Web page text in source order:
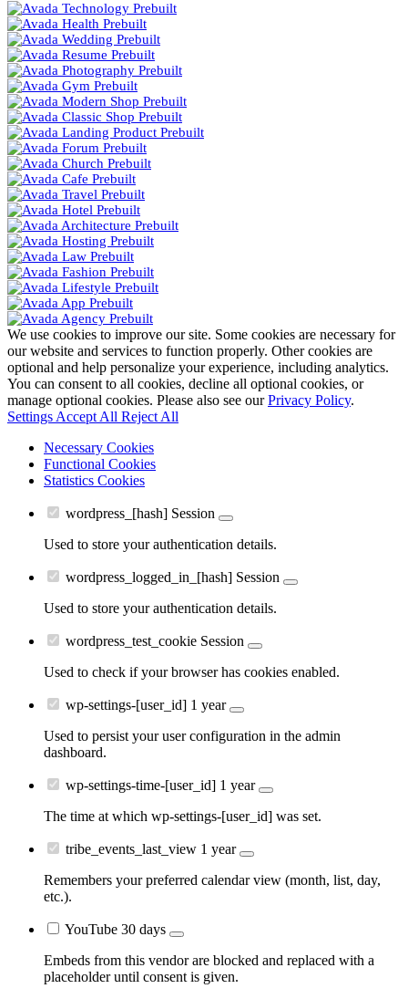
We use cookies to improve our site. Some cookies are necessary for
our website and services to function properly. Other cookies are
optional and help personalize your experience, including analytics.
You can consent to all cookies, decline all optional cookies, or
manage optional cookies. Please also see ourPrivacy Policy.
Settings Accept All Reject All
Necessary Cookies
Functional Cookies
Statistics Cookies
wordpress_[hash] Session
Used to store your authentication details.
wordpress_logged_in_[hash] Session
Used to store your authentication details.
wordpress_test_cookie Session
Used to check if your browser has cookies enabled.
wp-settings-[user_id] 1 year
Used to persist your user configuration in the admin
dashboard.
wp-settings-time-[user_id] 1 year
The time at which wp-settings-[user_id] was set.
tribe_events_last_view 1 year
Remembers your preferred calendar view (month, list, day,
etc.).
YouTube 30 days
Embeds from this vendor are blocked and replaced with a
placeholder until consent is given.